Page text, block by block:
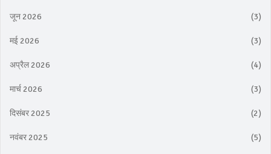
जून 2026 (3)
मई 2026 (3)
अप्रैल 2026 (4)
मार्च 2026 (3)
दिसंबर 2025 (2)
नवंबर 2025 (5)